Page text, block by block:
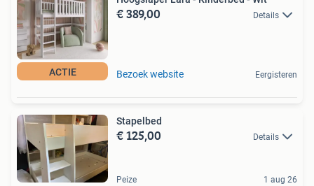
ACTIE
€ 389,00 Details
Bezoek website Eergisteren
Stapelbed
€ 125,00 Details
Peize 1 aug 26